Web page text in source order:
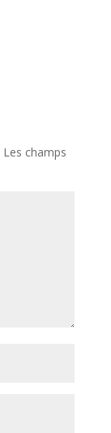
Les champs